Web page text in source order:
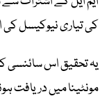
کی تیاری نیوکیسل کی
مونٹینا میں دریافت